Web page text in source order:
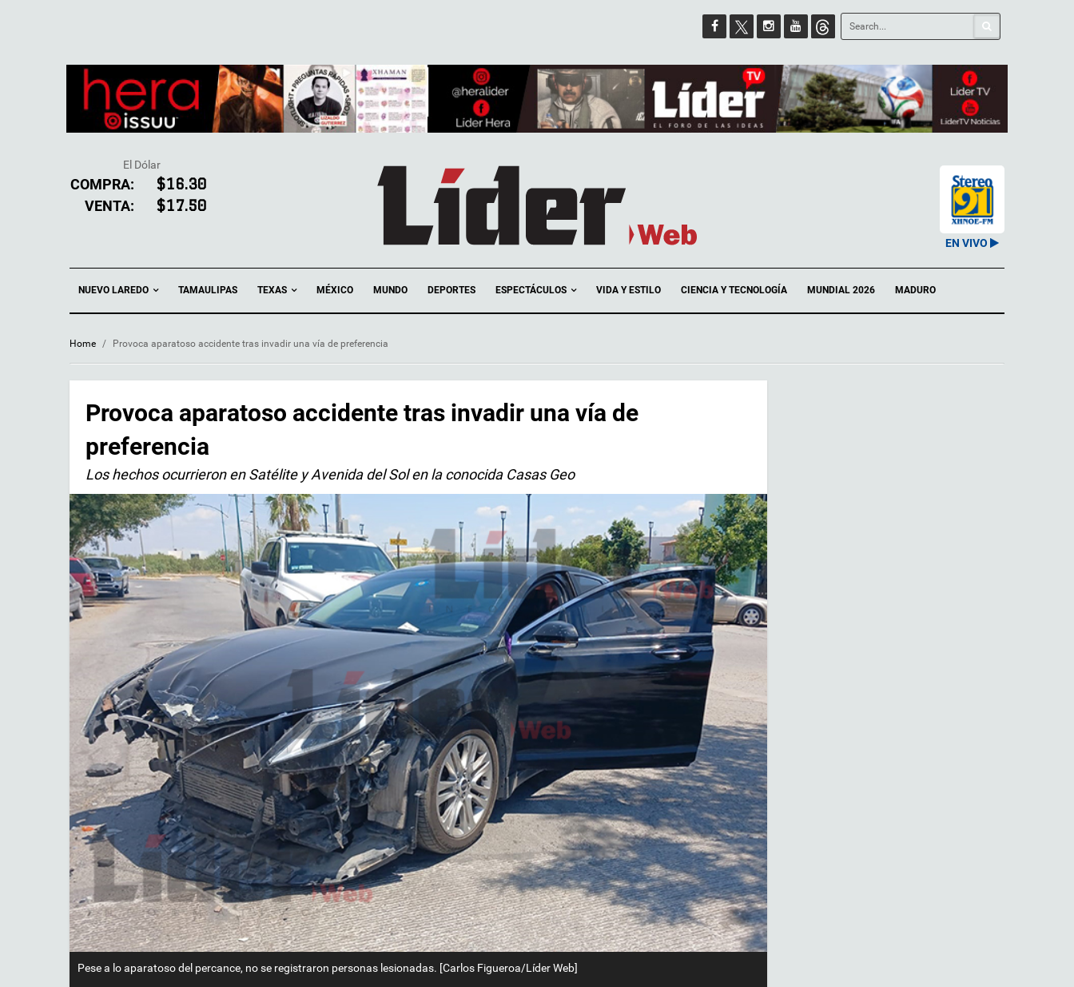
El Dólar
COMPRA: $16.30
VENTA: $17.50
EN VIVO
NUEVO LAREDO TAMAULIPAS TEXAS MÉXICO MUNDO DEPORTES ESPECTÁCULOS VIDA Y ESTILO CIENCIA Y TECNOLOGÍA MUNDIAL 2026 MADURO
Home / Provoca aparatoso accidente tras invadir una vía de preferencia
Provoca aparatoso accidente tras invadir una vía de
preferencia
Los hechos ocurrieron en Satélite y Avenida del Sol en la conocida Casas Geo
Pese a lo aparatoso del percance, no se registraron personas lesionadas. [Carlos Figueroa/Líder Web]